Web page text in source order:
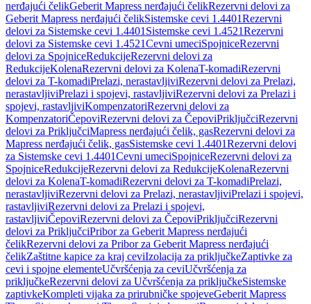
nerđajući čelikGeberit Mapress nerđajući čelikRezervni delovi za
Geberit Mapress nerđajući čelikSistemske cevi 1.4401Rezervni
delovi za Sistemske cevi 1.4401 Sistemske cevi 1.4521Rezervni
delovi za Sistemske cevi 1.4521Cevni umeciSpojniceRezervni
delovi za SpojniceRedukcijeRezervni delovi za
RedukcijeKolenaRezervni delovi za KolenaT-komadiRezervni
delovi za T-komadiPrelazi, nerastavljiviRezervni delovi za Prelazi,
nerastavljiviPrelazi i spojevi, rastavljiviRezervni delovi za Prelazi i
spojevi, rastavljiviKompenzatoriRezervni delovi za
KompenzatoriČepoviRezervni delovi za ČepoviPriključciRezervni
delovi za PriključciMapress nerđajući čelik, gasRezervni delovi za
Mapress nerđajući čelik, gasSistemske cevi 1.4401Rezervni delovi
za Sistemske cevi 1.4401Cevni umeciSpojniceRezervni delovi za
SpojniceRedukcijeRezervni delovi za RedukcijeKolenaRezervni
delovi za KolenaT-komadiRezervni delovi za T-komadiPrelazi,
nerastavljiviRezervni delovi za Prelazi, nerastavljiviPrelazi i spojevi,
rastavljiviRezervni delovi za Prelazi i spojevi,
rastavljiviČepoviRezervni delovi za ČepoviPriključciRezervni
delovi za PriključciPribor za Geberit Mapress nerđajući
čelikRezervni delovi za Pribor za Geberit Mapress nerđajući
čelikZaštitne kapice za kraj ceviIzolacija za priključkeZaptivke za
cevi i spojne elementeUčvršćenja za ceviUčvršćenja za
priključkeRezervni delovi za Učvršćenja za priključkeSistemske
zaptivkeKompleti vijaka za prirubničke spojeveGeberit Mapress